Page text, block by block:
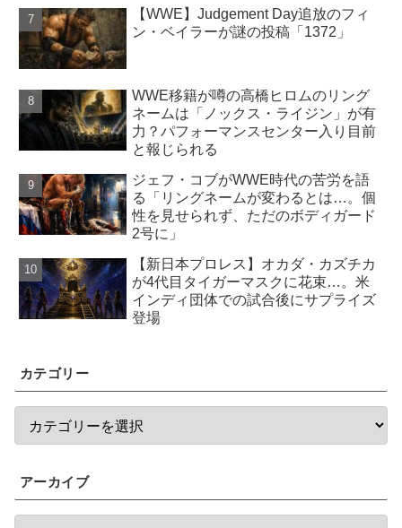
【WWE】Judgement Day追放のフィ
ン・ベイラーが謎の投稿「1372」
WWE移籍が噂の高橋ヒロムのリング
ネームは「ノックス・ライジン」が有
力？パフォーマンスセンター入り目前
と報じられる
ジェフ・コブがWWE時代の苦労を語
る「リングネームが変わるとは…。個
性を見せられず、ただのボディガード
2号に」
【新日本プロレス】オカダ・カズチカ
が4代目タイガーマスクに花束…。米
インディ団体での試合後にサプライズ
登場
カテゴリー
アーカイブ